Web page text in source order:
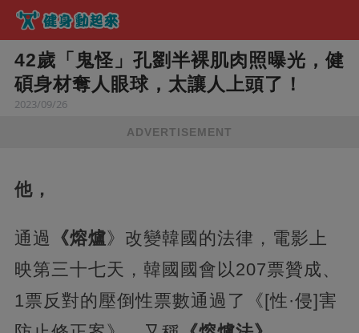
42歲「鬼怪」孔劉半裸肌肉照曝光，健
碩身材奪人眼球，太讓人上頭了！
2023/09/26
ADVERTISEMENT
他，
通過 《熔爐》改變韓國的法律，電影上
映第三十七天，韓國國會以207票贊成、
1票反對的壓倒性票數通過了《[性·侵]害